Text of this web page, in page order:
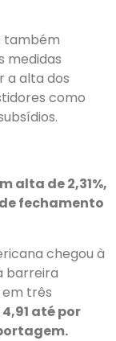
também
medidas
a alta dos
como
alta de 2,31%,
fechamento
chegou à
barreira
em três
até por